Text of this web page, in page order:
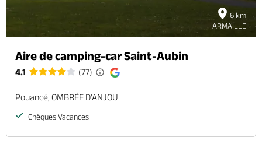
6 km
ARMAILLE
Aire de camping-car Saint-Aubin
4.1 (77)
Pouancé, OMBRÉE D'ANJOU
Chèques Vacances